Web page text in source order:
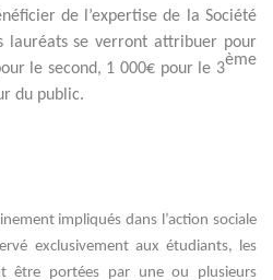
de l’expertise de la Société
lauréats se verront attribuer pour
le second, 1 000€ pour le 3ème
du public.
impliqués dans l’action sociale
exclusivement aux étudiants, les
être portées par une ou plusieurs